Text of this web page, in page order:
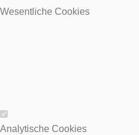
Wesentliche Cookies
Wesentliche Cookies
Analytische Cookies